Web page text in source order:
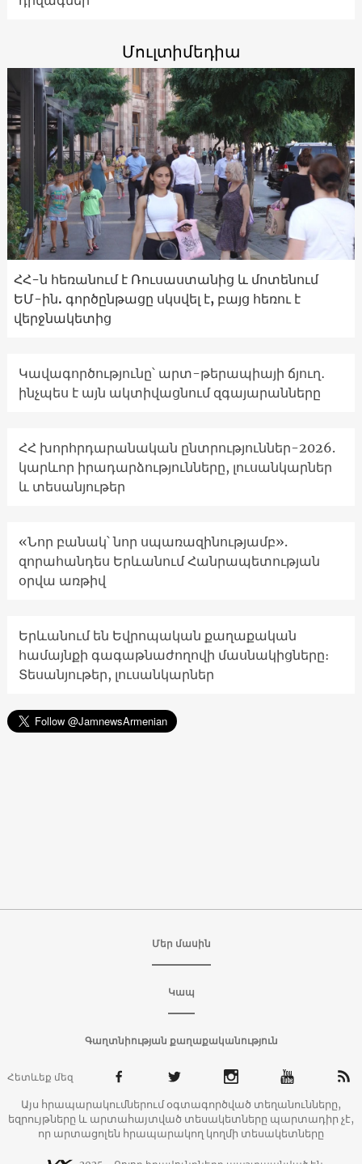
Մուլտիմեդիա
ՀՀ-ն հեռանում է Ռուսաստանից և մոտենում
ԵՄ-ին. գործընթացը սկսվել է, բայց հեռու է
վերջնակետից
Կավագործությունը՝ արտ-թերապիայի ճյուղ․
ինչպես է այն ակտիվացնում զգայարանները
ՀՀ խորհրդարանական ընտրություններ-2026.
կարևոր իրադարձությունները, լուսանկարներ
և տեսանյութեր
«Նոր բանակ՝ նոր սպառազինությամբ».
զորահանդես Երևանում Հանրապետության
օրվա առթիվ
Երևանում են Եվրոպական քաղաքական
համայնքի գագաթնաժողովի մասնակիցները։
Տեսանյութեր, լուսանկարներ
Մեր մասին
Կապ
Գաղտնիության քաղաքականություն
Հետևեք մեզ
Այս հրապարակումներում օգտագործված տեղանունները,
եզրույթները և արտահայտված տեսակետները պարտադիր չէ,
որ արտացոլեն հրապարակող կողմի տեսակետները